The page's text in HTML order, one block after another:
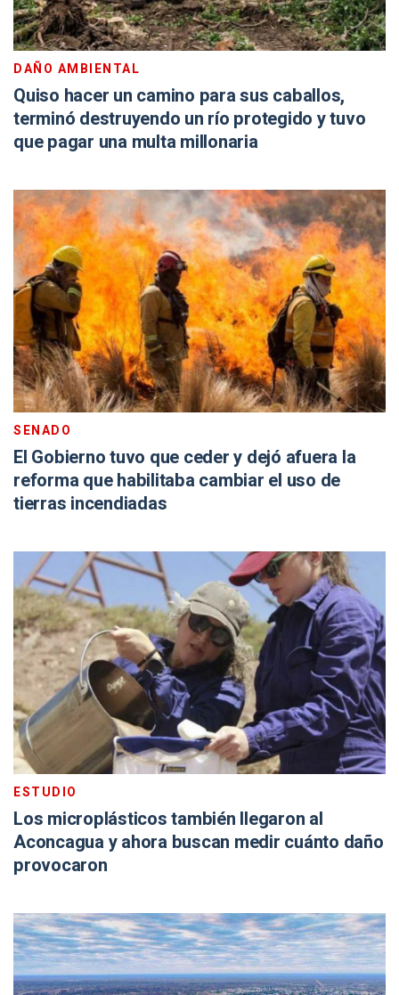
DAÑO AMBIENTAL
Quiso hacer un camino para sus caballos,
terminó destruyendo un río protegido y tuvo
que pagar una multa millonaria
SENADO
El Gobierno tuvo que ceder y dejó afuera la
reforma que habilitaba cambiar el uso de
tierras incendiadas
ESTUDIO
Los microplásticos también llegaron al
Aconcagua y ahora buscan medir cuánto daño
provocaron